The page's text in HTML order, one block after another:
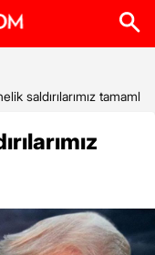
saldırılarımız